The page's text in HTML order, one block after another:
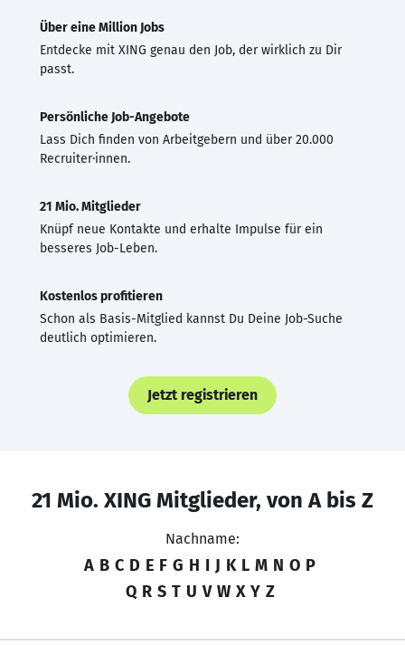
Über eine Million Jobs
Entdecke mit XING genau den Job, der wirklich zu Dir
passt.
Persönliche Job-Angebote
Lass Dich finden von Arbeitgebern und über 20.000
Recruiter·innen.
21 Mio. Mitglieder
Knüpf neue Kontakte und erhalte Impulse für ein
besseres Job-Leben.
Kostenlos profitieren
Schon als Basis-Mitglied kannst Du Deine Job-Suche
deutlich optimieren.
Jetzt registrieren
21 Mio. XING Mitglieder, von A bis Z
Nachname:
A B C D E F G H I J K L M N O P
Q R S T U V W X Y Z